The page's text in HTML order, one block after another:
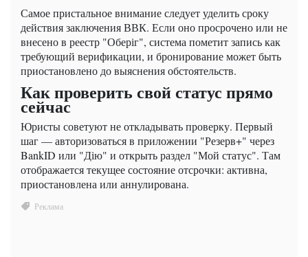
Самое пристальное внимание следует уделить сроку
действия заключения ВВК. Если оно просрочено или не
внесено в реестр "Оберіг", система пометит запись как
требующий верификации, и бронирование может быть
приостановлено до выяснения обстоятельств.
Как проверить свой статус прямо
сейчас
Юристы советуют не откладывать проверку. Первый
шаг — авторизоваться в приложении "Резерв+" через
BankID или "Дію" и открыть раздел "Мой статус". Там
отображается текущее состояние отсрочки: активна,
приостановлена или аннулирована.